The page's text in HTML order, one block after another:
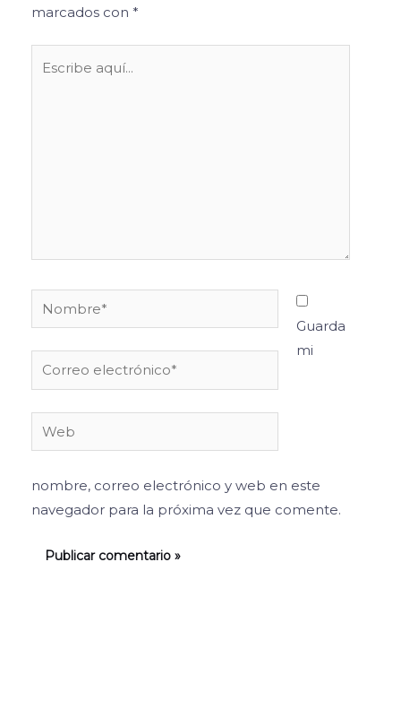
marcados con *
Nombre*
Correo
electrónico*
Web
Guarda
mi
nombre, correo electrónico y web en este
navegador para la próxima vez que comente.